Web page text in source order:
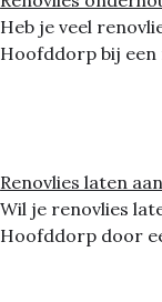
Heb je veel
Hoofddorp bij een
Renovlies laten
Wil je renovlies
Hoofddorp door